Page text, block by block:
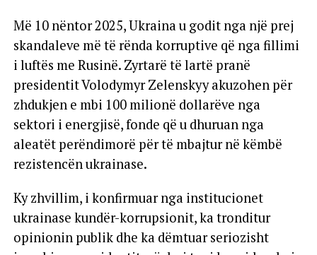
Më 10 nëntor 2025, Ukraina u godit nga një prej
skandaleve më të rënda korruptive që nga fillimi
i luftës me Rusinë. Zyrtarë të lartë pranë
presidentit Volodymyr Zelenskyy akuzohen për
zhdukjen e mbi 100 milionë dollarëve nga
sektori i energjisë, fonde që u dhuruan nga
aleatët perëndimorë për të mbajtur në këmbë
rezistencën ukrainase.
Ky zhvillim, i konfirmuar nga institucionet
ukrainase kundër-korrupsionit, ka tronditur
opinionin publik dhe ka dëmtuar seriozisht